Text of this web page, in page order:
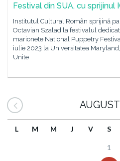
Festival din SUA, cu sprijinul
Institutul Cultural Român sprijină
Octavian Szalad la festivalul
marionete National Puppetry
iulie 2023 la Universitatea
Unite
L M M J V S
1